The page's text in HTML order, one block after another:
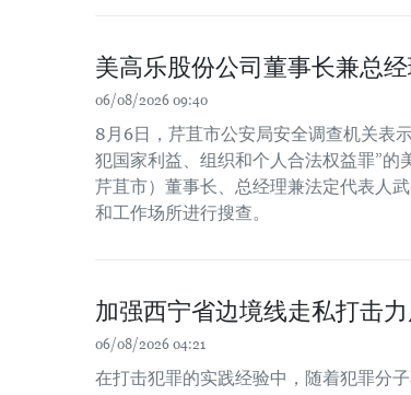
美高乐股份公司董事长兼总
06/08/2026 09:40
8月6日，芹苴市公安局安全调查机关表
犯国家利益、组织和个人合法权益罪”
芹苴市）董事长、总经理兼法定代表人
和工作场所进行搜查。
加强西宁省边境线走私打击
06/08/2026 04:21
在打击犯罪的实践经验中，随着犯罪分